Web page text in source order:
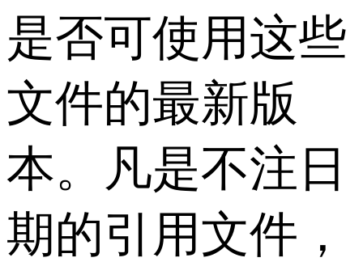
是否可使用这些
文件的最新版
本。凡是不注日
期的引用文件，